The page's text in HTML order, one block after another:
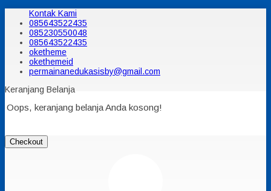
Kontak Kami
085643522435
085230550048
085643522435
oketheme
okethemeid
permainanedukasisby@gmail.com
Keranjang Belanja
Oops, keranjang belanja Anda kosong!
Checkout